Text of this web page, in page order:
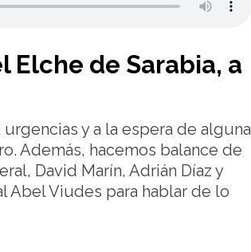
de Sarabia, a
y a la espera de alguna
Además, hacemos balance de
David Marín, Adrián Díaz y
Abel Viudes para hablar de lo